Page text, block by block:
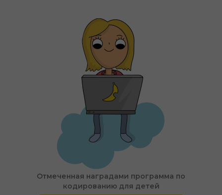
Отмеченная наградами программа по
кодированию для детей